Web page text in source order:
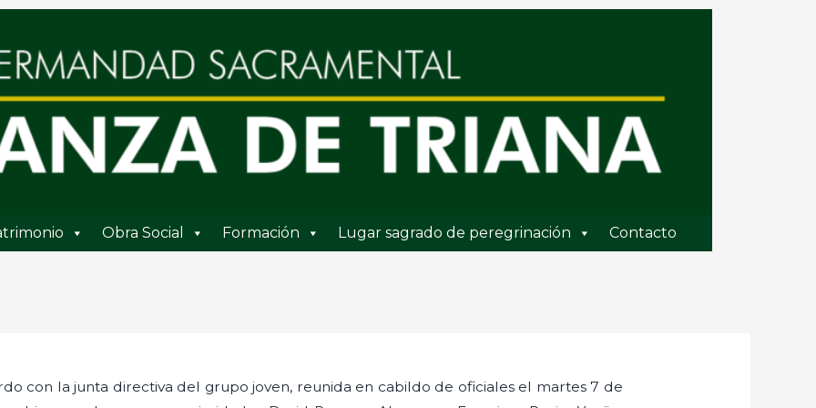
Obra Social Formación Lugar sagrado de peregrinación Contacto
con la junta directiva del grupo joven, reunida en cabildo de oficiales el martes 7 de